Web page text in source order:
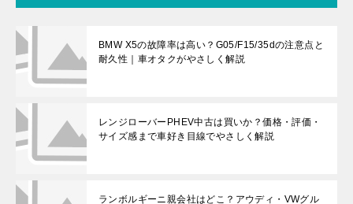
BMW X5の故障率は高い？G05/F15/35dの注意点と
耐久性｜車オタクがやさしく解説
レンジローバーPHEV中古は買いか？価格・評価・
サイズ感まで車好き目線でやさしく解説
ランボルギーニ親会社はどこ？アウディ・VWグル